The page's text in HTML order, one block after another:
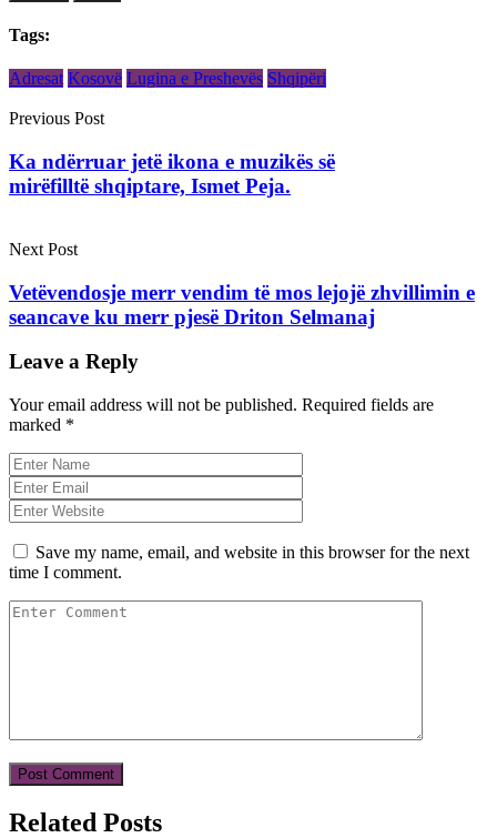
Tags:
Adresat Kosovë Lugina e Preshevës Shqipëri
Previous Post
Ka ndërruar jetë ikona e muzikës së
mirëfilltë shqiptare, Ismet Peja.
Next Post
Vetëvendosje merr vendim të mos lejojë zhvillimin e
seancave ku merr pjesë Driton Selmanaj
Leave a Reply
Your email address will not be published. Required fields are
marked *
Save my name, email, and website in this browser for the next
time I comment.
Related Posts